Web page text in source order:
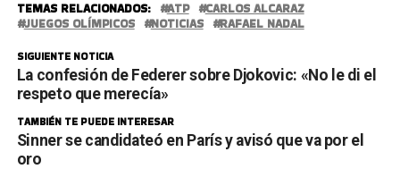
TEMAS RELACIONADOS: ATP
CARLOS ALCARAZ
JUEGOS OLÍMPICOS
NOTICIAS RAFAEL NADAL
SIGUIENTE NOTICIA
La confesión de Federer sobre Djokovic: «No le di el
respeto que merecía»
TAMBIÉN TE PUEDE INTERESAR
Sinner se candidateó en París y avisó que va por el
oro